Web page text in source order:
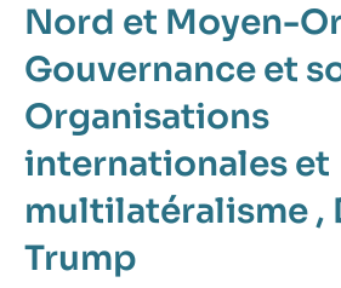
Nord et Moyen-
Gouvernance et
Organisations
internationales et
multilatéralisme ,
Trump